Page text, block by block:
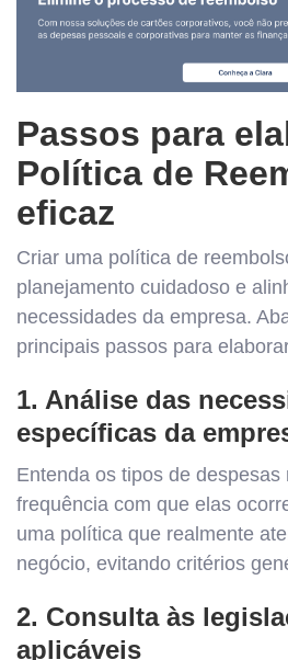
Passos para
Política de
eficaz
Criar uma política de
planejamento cuidadoso e
necessidades da empresa.
principais passos para
1. Análise das
específicas da
Entenda os tipos de despesas
frequência com que elas
uma política que realmente
negócio, evitando critérios
2. Consulta às
aplicáveis